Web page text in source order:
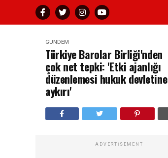
GÜNDEM
Türkiye Barolar Birliği'nden
çok net tepki: 'Etki ajanlığı
düzenlemesi hukuk devletine
aykırı'
ADVERTISEMENT